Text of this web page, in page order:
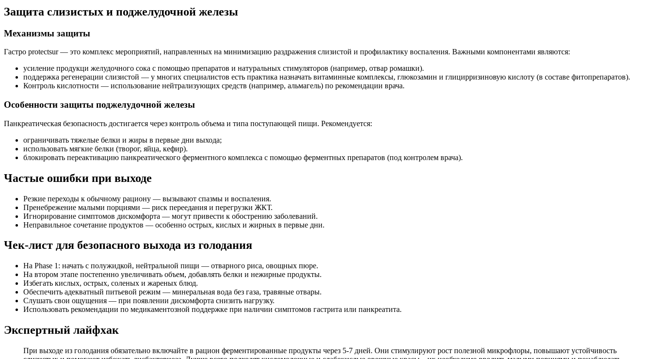
Защита слизистых и поджелудочной железы
Механизмы защиты
Гастро protectsur — это комплекс мероприятий, направленных на минимизацию раздражения слизистой и профилактику воспаления. Важными компонентами являются:
усиление продукци желудочного сока с помощью препаратов и натуральных стимуляторов (например, отвар ромашки).
поддержка регенерации слизистой — у многих специалистов есть практика назначать витаминные комплексы, глюкозамин и глицирризиновую кислоту (в составе фитопрепаратов).
Контроль кислотности — использование нейтрализующих средств (например, альмагель) по рекомендации врача.
Особенности защиты поджелудочной железы
Панкреатическая безопасность достигается через контроль объема и типа поступающей пищи. Рекомендуется:
ограничивать тяжелые белки и жиры в первые дни выхода;
использовать мягкие белки (творог, яйца, кефир).
блокировать переактивацию панкреатического ферментного комплекса с помощью ферментных препаратов (под контролем врача).
Частые ошибки при выходе
Резкие переходы к обычному рациону — вызывают спазмы и воспаления.
Пренебрежение малыми порциями — риск переедания и перегрузки ЖКТ.
Игнорирование симптомов дискомфорта — могут привести к обострению заболеваний.
Неправильное сочетание продуктов — особенно острых, кислых и жирных в первые дни.
Чек-лист для безопасного выхода из голодания
На Phase 1: начать с полужидкой, нейтральной пищи — отварного риса, овощных пюре.
На втором этапе постепенно увеличивать объем, добавлять белки и нежирные продукты.
Избегать кислых, острых, соленых и жареных блюд.
Обеспечить адекватный питьевой режим — минеральная вода без газа, травяные отвары.
Слушать свои ощущения — при появлении дискомфорта снизить нагрузку.
Использовать рекомендации по медикаментозной поддержке при наличии симптомов гастрита или панкреатита.
Экспертный лайфхак
При выходе из голодания обязательно включайте в рацион ферментированные продукты через 5-7 дней. Они стимулируют рост полезной микрофлоры, повышают устойчивость